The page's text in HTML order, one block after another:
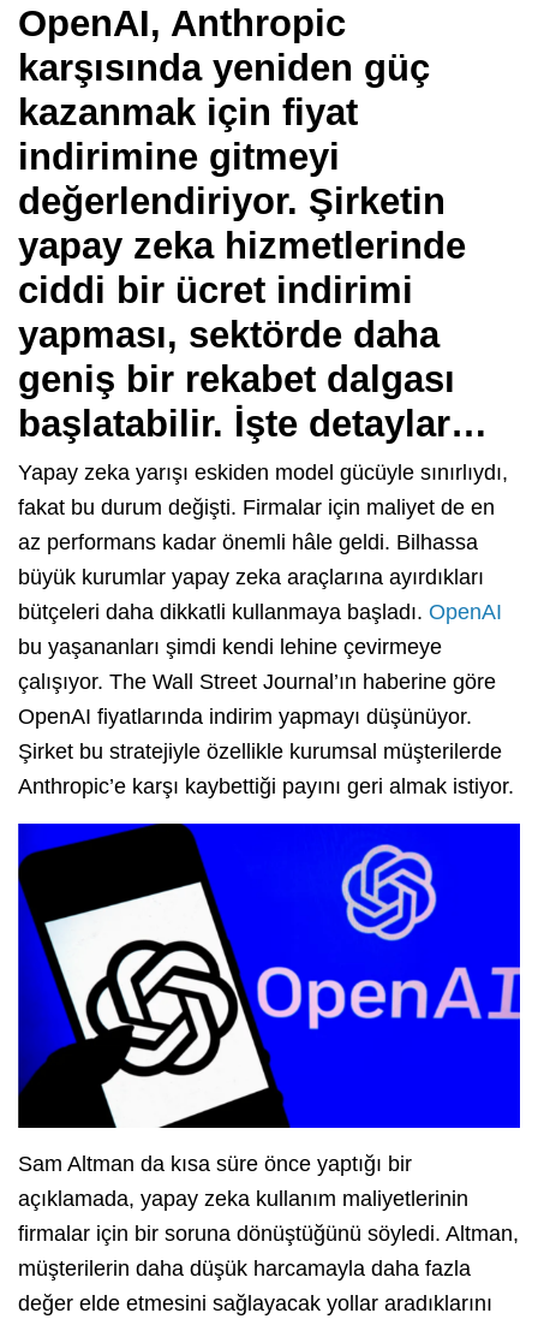
OpenAI, Anthropic
karşısında yeniden güç
kazanmak için fiyat
indirimine gitmeyi
değerlendiriyor. Şirketin
yapay zeka hizmetlerinde
ciddi bir ücret indirimi
yapması, sektörde daha
geniş bir rekabet dalgası
başlatabilir. İşte detaylar…
Yapay zeka yarışı eskiden model gücüyle sınırlıydı,
fakat bu durum değişti. Firmalar için maliyet de en
az performans kadar önemli hâle geldi. Bilhassa
büyük kurumlar yapay zeka araçlarına ayırdıkları
bütçeleri daha dikkatli kullanmaya başladı. OpenAI
bu yaşananları şimdi kendi lehine çevirmeye
çalışıyor. The Wall Street Journal’ın haberine göre
OpenAI fiyatlarında indirim yapmayı düşünüyor.
Şirket bu stratejiyle özellikle kurumsal müşterilerde
Anthropic’e karşı kaybettiği payını geri almak istiyor.
Sam Altman da kısa süre önce yaptığı bir
açıklamada, yapay zeka kullanım maliyetlerinin
firmalar için bir soruna dönüştüğünü söyledi. Altman,
müşterilerin daha düşük harcamayla daha fazla
değer elde etmesini sağlayacak yollar aradıklarını